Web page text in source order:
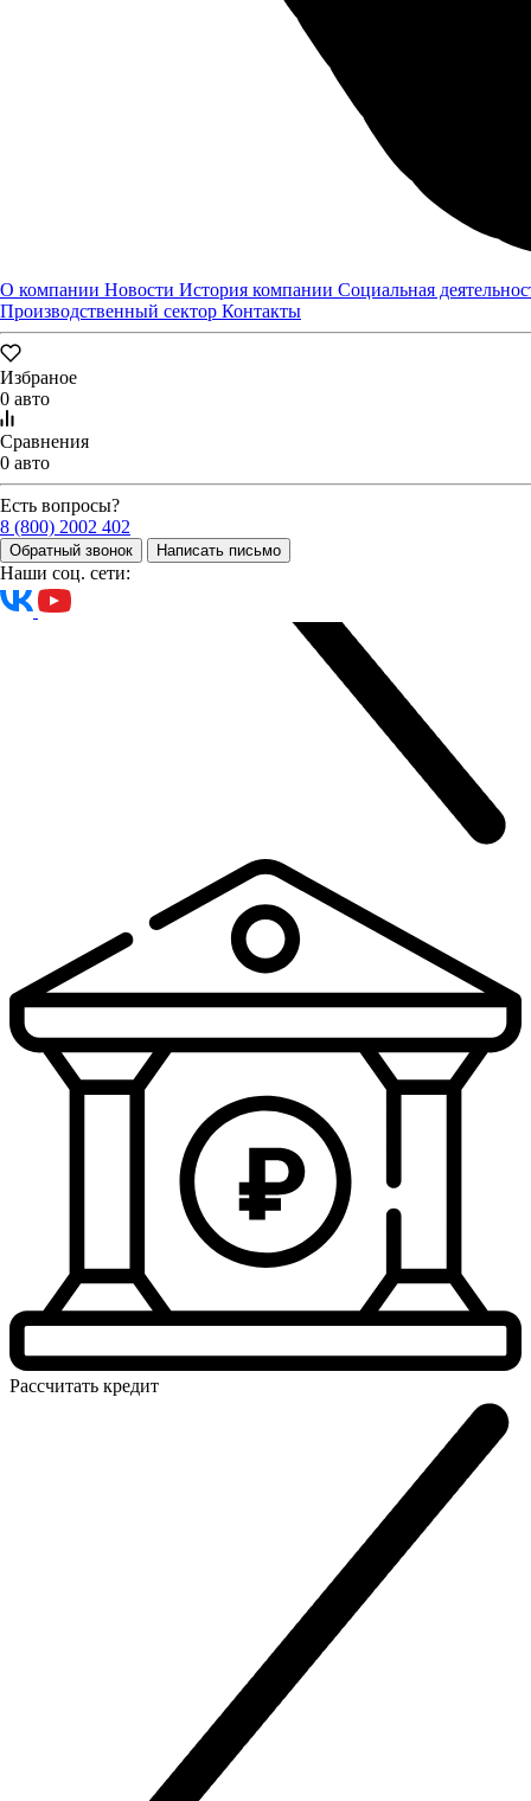
О компании Новости История компании Социальная
Производственный сектор Контакты
Избраное
0 авто
Сравнения
0 авто
Есть вопросы?
8 (800) 2002 402
Обратный звонок Написать письмо
Наши соц. сети:
Рассчитать кредит